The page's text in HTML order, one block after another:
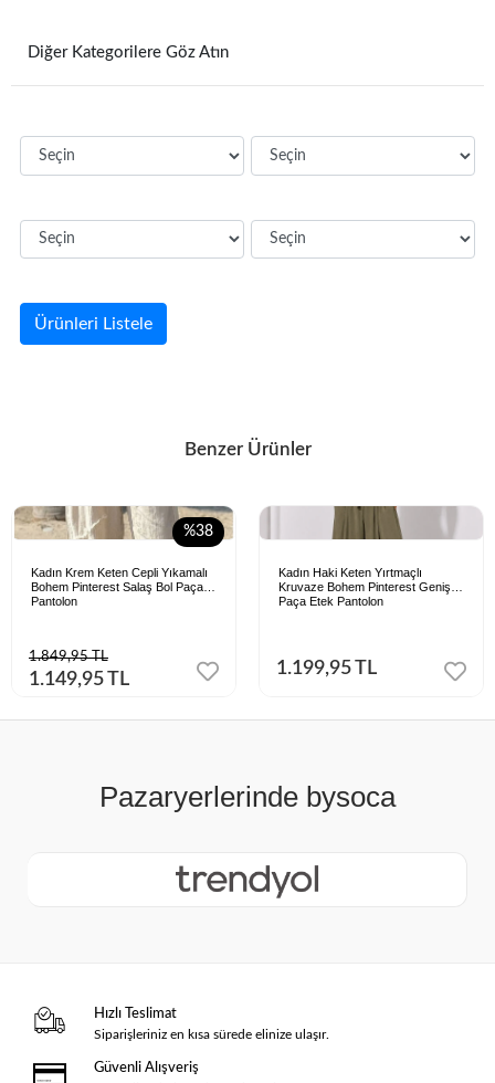
Diğer Kategorilere Göz Atın
Ürünleri Listele
Benzer Ürünler
%38
Kadın Krem Keten Cepli Yıkamalı
Bohem Pinterest Salaş Bol Paça
Pantolon
1.849,95 TL
1.149,95 TL
Kadın Haki Keten Yırtmaçlı
Kruvaze Bohem Pinterest Geniş
Paça Etek Pantolon
1.199,95 TL
Hızlı Teslimat
Siparişleriniz en kısa sürede elinize ulaşır.
Güvenli Alışveriş